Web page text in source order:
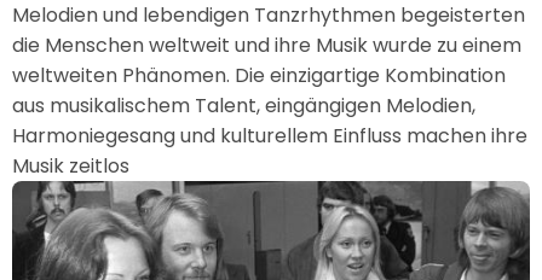
Melodien und lebendigen Tanzrhythmen begeisterten
die Menschen weltweit und ihre Musik wurde zu einem
weltweiten Phänomen. Die einzigartige Kombination
aus musikalischem Talent, eingängigen Melodien,
Harmoniegesang und kulturellem Einfluss machen ihre
Musik zeitlos